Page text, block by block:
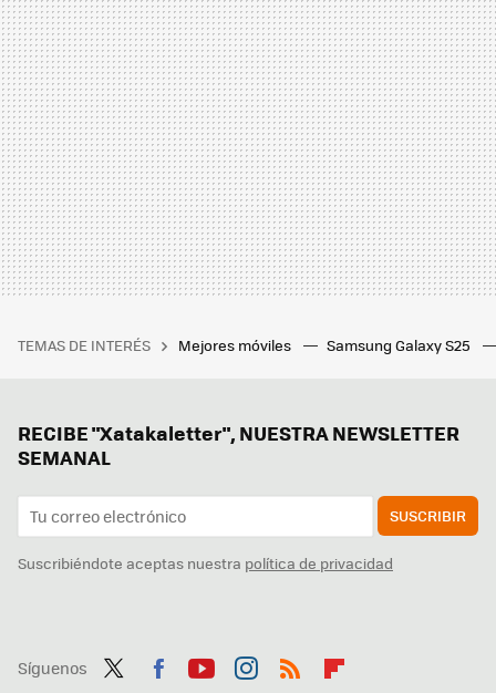
TEMAS DE INTERÉS Mejores móviles Samsung Galaxy S25
RECIBE "Xatakaletter", NUESTRA NEWSLETTER
SEMANAL
SUSCRIBIR
Suscribiéndote aceptas nuestra política de privacidad
Síguenos